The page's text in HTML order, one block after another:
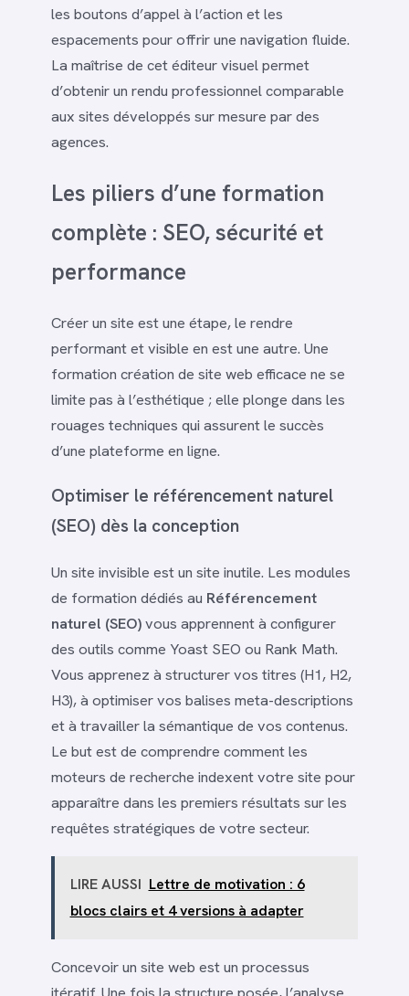
les boutons d’appel à l’action et les
espacements pour offrir une navigation fluide.
La maîtrise de cet éditeur visuel permet
d’obtenir un rendu professionnel comparable
aux sites développés sur mesure par des
agences.
Les piliers d’une formation
complète : SEO, sécurité et
performance
Créer un site est une étape, le rendre
performant et visible en est une autre. Une
formation création de site web efficace ne se
limite pas à l’esthétique ; elle plonge dans les
rouages techniques qui assurent le succès
d’une plateforme en ligne.
Optimiser le référencement naturel
(SEO) dès la conception
Un site invisible est un site inutile. Les modules
de formation dédiés au Référencement
naturel (SEO)vous apprennent à configurer
des outils comme Yoast SEO ou Rank Math.
Vous apprenez à structurer vos titres (H1, H2,
H3), à optimiser vos balises meta-descriptions
et à travailler la sémantique de vos contenus.
Le but est de comprendre comment les
moteurs de recherche indexent votre site pour
apparaître dans les premiers résultats sur les
requêtes stratégiques de votre secteur.
LIRE AUSSI Lettre de motivation : 6
blocs clairs et 4 versions à adapter
Concevoir un site web est un processus